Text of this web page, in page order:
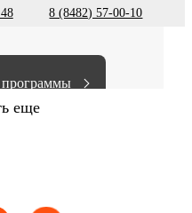
8 (8482) 57-00-10
еще